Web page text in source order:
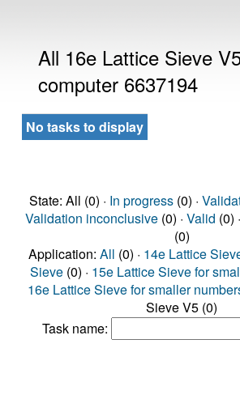
All 16e Lattice Sieve
computer 6637194
No tasks to display
State: All (0) · In progress(0) ·
Validation inconclusive(0) · Valid (0) ·
(0)
Application: All (0) · 14e Lattice
Sieve (0) · 15e Lattice Sieve for
16e Lattice Sieve for smaller
Sieve V5 (0)
Task name: